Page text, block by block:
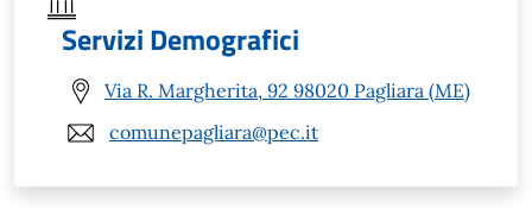
Servizi Demografici
Via R. Margherita, 92 98020 Pagliara (ME)
comunepagliara@pec.it